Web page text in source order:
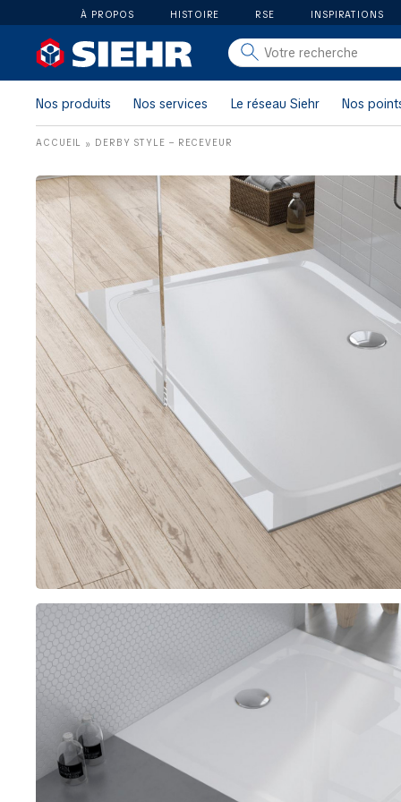
À PROPOS HISTOIRE RSE INSPIRATIONS
carrelage
outillage
matériaux
aménagement
Nos produits Nos services Le réseau Siehr Nos
ACCUEIL » DERBY STYLE – RECEVEUR